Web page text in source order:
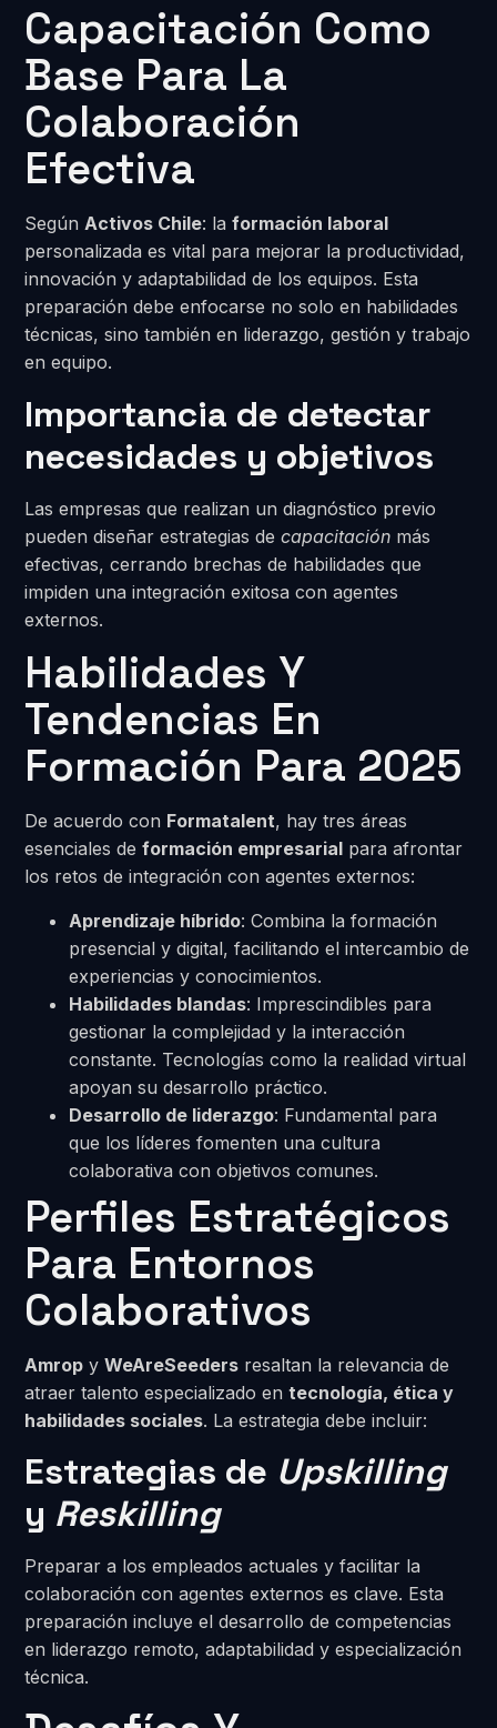
Capacitación Como
Base Para La
Colaboración
Efectiva
SegúnActivos Chile: laformación laboral
personalizada es vital para mejorar la productividad,
innovación y adaptabilidad de los equipos. Esta
preparación debe enfocarse no solo en habilidades
técnicas, sino también en liderazgo, gestión y trabajo
en equipo.
Importancia de detectar
necesidades y objetivos
Las empresas que realizan un diagnóstico previo
pueden diseñar estrategias decapacitación más
efectivas, cerrando brechas de habilidades que
impiden una integración exitosa con agentes
externos.
Habilidades Y
Tendencias En
Formación Para 2025
De acuerdo con Formatalent, hay tres áreas
esenciales deformación empresarial para afrontar
los retos de integración con agentes externos:
Aprendizaje híbrido: Combina la formación
presencial y digital, facilitando el intercambio de
experiencias y conocimientos.
Habilidades blandas: Imprescindibles para
gestionar la complejidad y la interacción
constante. Tecnologías como la realidad virtual
apoyan su desarrollo práctico.
Desarrollo de liderazgo: Fundamental para
que los líderes fomenten una cultura
colaborativa con objetivos comunes.
Perfiles Estratégicos
Para Entornos
Colaborativos
Amrop yWeAreSeeders resaltan la relevancia de
atraer talento especializado entecnología, ética y
habilidades sociales. La estrategia debe incluir:
Estrategias de Upskilling
y Reskilling
Preparar a los empleados actuales y facilitar la
colaboración con agentes externos es clave. Esta
preparación incluye el desarrollo de competencias
en liderazgo remoto, adaptabilidad y especialización
técnica.